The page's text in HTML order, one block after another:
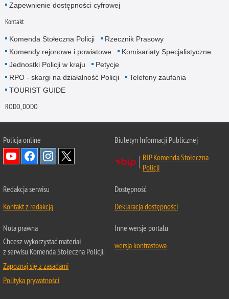
Zapewnienie dostępności cyfrowej
Kontakt
Komenda Stołeczna Policji
Rzecznik Prasowy
Komendy rejonowe i powiatowe
Komisariaty Specjalistyczne
Jednostki Policji w kraju
Petycje
RPO - skargi na działalność Policji
Telefony zaufania
TOURIST GUIDE
RODO, DODO
Policja online
Biuletyn Informacji Publicznej
BIP Komenda Stołeczna
Policji
Redakcja serwisu
Kontakt z redakcją
Dostępność
Deklaracja dostępności
Nota prawna
Chcesz wykorzystać materiał
z serwisu Komenda Stołeczna Policji.
Zapoznaj się z zasadami
Polityka prywatności
Inne wersje portalu
wersja kontrastowa